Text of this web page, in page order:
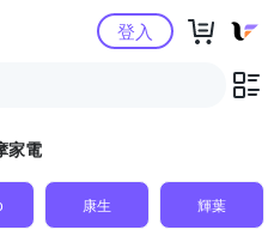
Yahoo購物中心登入
家電
康生 輝葉